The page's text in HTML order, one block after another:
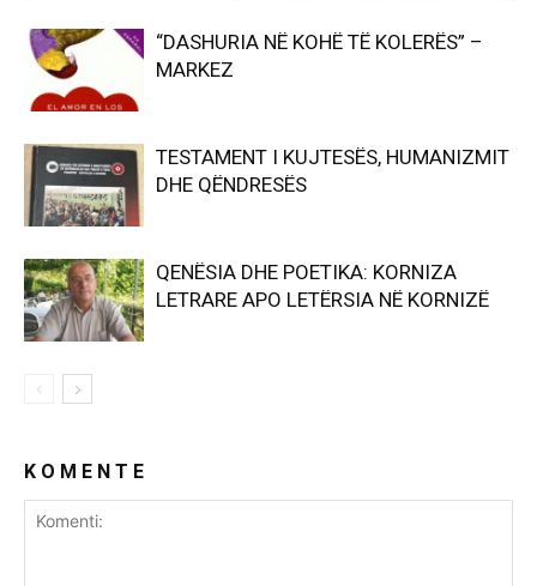
“DASHURIA NË KOHË TË KOLERËS” –
MARKEZ
TESTAMENT I KUJTESËS, HUMANIZMIT
DHE QËNDRESËS
QENËSIA DHE POETIKA: KORNIZA
LETRARE APO LETËRSIA NË KORNIZË
K O M E N T E